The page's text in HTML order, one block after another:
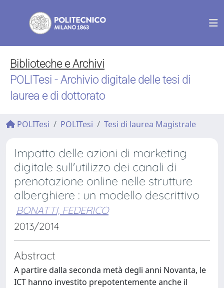
Biblioteche e Archivi
POLITesi - Archivio digitale delle tesi di
laurea e di dottorato
POLITesi POLITesi Tesi di laurea Magistrale
Impatto delle azioni di marketing
digitale sull'utilizzo dei canali di
prenotazione online nelle strutture
alberghiere : un modello descrittivo
BONATTI, FEDERICO
2013/2014
Abstract
A partire dalla seconda metà degli anni Novanta, le
ICT hanno investito prepotentemente anche il